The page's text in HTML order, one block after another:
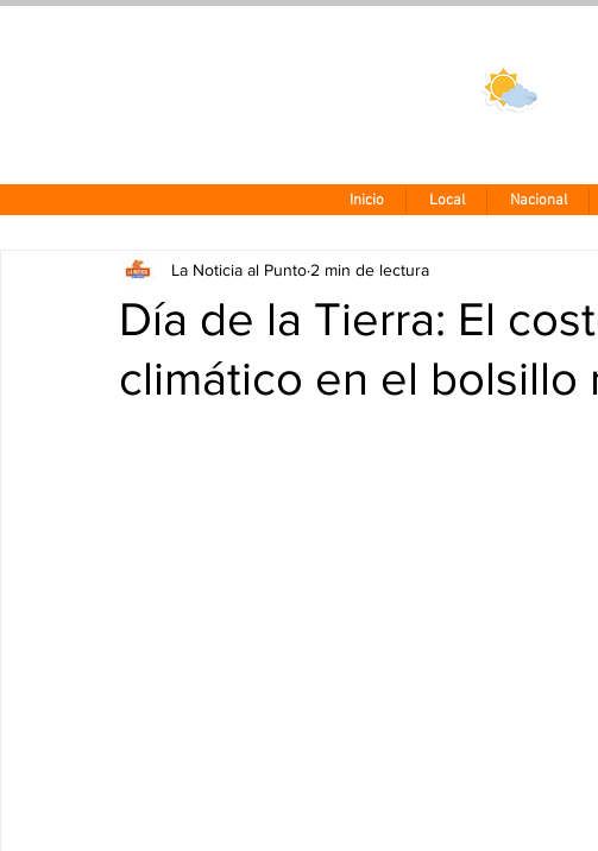
Inicio Local Nacional
Día de la Tierra: El
climático en el bolsillo
La Noticia al Punto 2 min de lectura